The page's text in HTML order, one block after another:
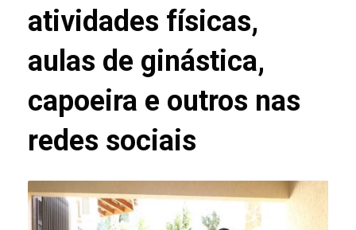
atividades físicas,
aulas de ginástica,
capoeira e outros nas
redes sociais